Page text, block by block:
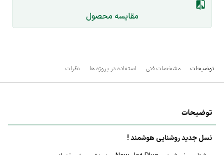
مقایسه محصول
توضیحات مشخصات فنی استفاده در پروژه ها نظرات
توضیحات
نسل جدید روشنایی هوشمند !